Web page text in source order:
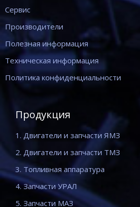
Сервис
Производители
Полезная информация
Техническая информация
Политика конфиденциальности
Продукция
1. Двигатели и запчасти ЯМЗ
2. Двигатели и запчасти ТМЗ
3. Топливная аппаратура
4. Запчасти УРАЛ
5. Запчасти МАЗ